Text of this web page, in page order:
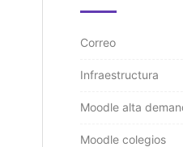
Correo
Infraestructura
Moodle alta
Moodle colegios